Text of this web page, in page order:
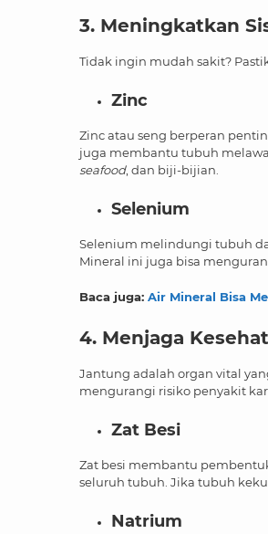
3. Meningkatkan
Tidak ingin mudah sakit?
Zinc
Zinc atau seng berperan
juga membantu tubuh
seafood, dan biji-bijian.
Selenium
Selenium melindungi tubuh
Mineral ini juga bisa
Baca juga: Air Mineral Bisa
4. Menjaga
Jantung adalah organ vital
mengurangi risiko penyakit
Zat Besi
Zat besi membantu
seluruh tubuh. Jika tubuh
Natrium